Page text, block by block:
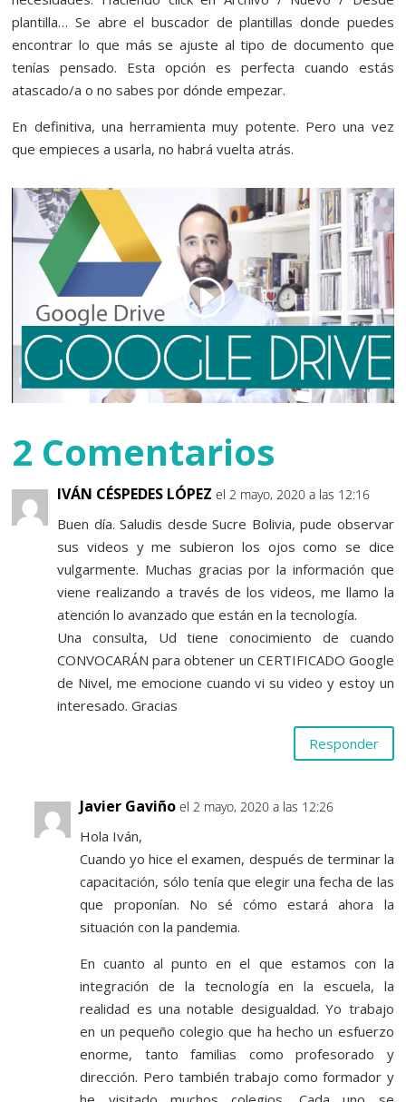
plantilla… Se abre el buscador de plantillas donde puedes
encontrar lo que más se ajuste al tipo de documento que
tenías pensado. Esta opción es perfecta cuando estás
atascado/a o no sabes por dónde empezar.
En definitiva, una herramienta muy potente. Pero una vez
que empieces a usarla, no habrá vuelta atrás.
2 Comentarios
IVÁN CÉSPEDES LÓPEZ el 2 mayo, 2020 a las 12:16
Buen día. Saludis desde Sucre Bolivia, pude observar
sus videos y me subieron los ojos como se dice
vulgarmente. Muchas gracias por la información que
viene realizando a través de los videos, me llamo la
atención lo avanzado que están en la tecnología.
Una consulta, Ud tiene conocimiento de cuando
CONVOCARÁN para obtener un CERTIFICADO Google
de Nivel, me emocione cuando vi su video y estoy un
interesado. Gracias
Responder
Javier Gaviño el 2 mayo, 2020 a las 12:26
Hola Iván,
Cuando yo hice el examen, después de terminar la
capacitación, sólo tenía que elegir una fecha de las
que proponían. No sé cómo estará ahora la
situación con la pandemia.
En cuanto al punto en el que estamos con la
integración de la tecnología en la escuela, la
realidad es una notable desigualdad. Yo trabajo
en un pequeño colegio que ha hecho un esfuerzo
enorme, tanto familias como profesorado y
dirección. Pero también trabajo como formador y